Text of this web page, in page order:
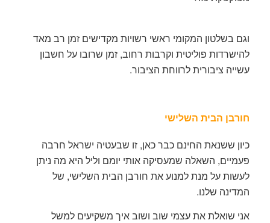
וגם בשלטון המקומי ראשי רשויות מקדישים זמן רב מאד
להישרדות פוליטית וקרבות רחוב, זמן שרובו על חשבון
עשייה ציבורית לרווחת הציבור.
חורבן הבית השלישי
כיון ששנאת החינם כבר כאן, זו שבעטיה ישראל חרבה
פעמיים, השאלה שמעסיקה אותי יומם וליל היא מה ניתן
לעשות על מנת למנוע את חורבן הבית השלישי, של
המדינה שלנו.
אני שואלת את עצמי שוב ושוב איך משקיעים למשל